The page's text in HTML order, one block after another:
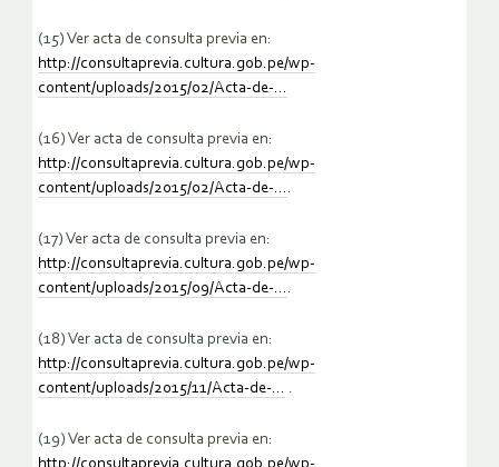
(15) Ver acta de consulta previa en:
http://consultaprevia.cultura.gob.pe/wp-
content/uploads/2015/02/Acta-de-…
(16) Ver acta de consulta previa en:
http://consultaprevia.cultura.gob.pe/wp-
content/uploads/2015/02/Acta-de-… .
(17) Ver acta de consulta previa en:
http://consultaprevia.cultura.gob.pe/wp-
content/uploads/2015/09/Acta-de-… .
(18) Ver acta de consulta previa en:
http://consultaprevia.cultura.gob.pe/wp-
content/uploads/2015/11/Acta-de-… .
(19) Ver acta de consulta previa en: